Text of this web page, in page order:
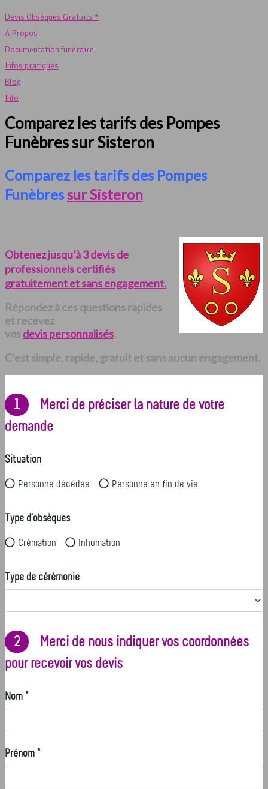
Devis Obsèques Gratuits *
A Propos
Documentation funéraire
Infos pratiques
Blog
Info
Comparez les tarifs des Pompes
Funèbres sur Sisteron
Comparez les tarifs des Pompes
Funèbres sur Sisteron
Obtenez jusqu’à 3 devis de
professionnels certifiés
gratuitement et sans engagement.
Répondez à ces questions rapides
et recevez
vos devis personnalisés.
C’est simple, rapide, gratuit et sans aucun engagement.